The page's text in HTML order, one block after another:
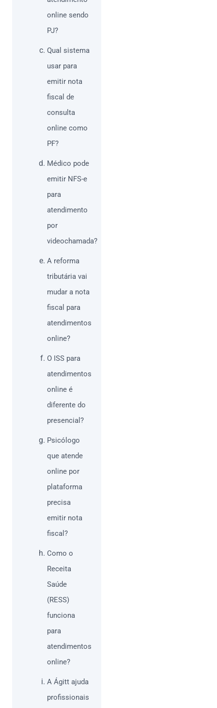
online sendo
PJ?
Qual sistema
usar para
emitir nota
fiscal de
consulta
online como
PF?
Médico pode
emitir NFS-e
para
atendimento
por
videochamada?
A reforma
tributária vai
mudar a nota
fiscal para
atendimentos
online?
O ISS para
atendimentos
online é
diferente do
presencial?
Psicólogo
que atende
online por
plataforma
precisa
emitir nota
fiscal?
Como o
Receita
Saúde
(RESS)
funciona
para
atendimentos
online?
A Ágitt ajuda
profissionais